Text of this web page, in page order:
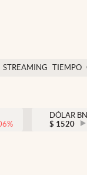
STREAMING TIEMPO
México
%
DÓLAR
$ 1520